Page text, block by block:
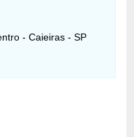
- Caieiras - SP